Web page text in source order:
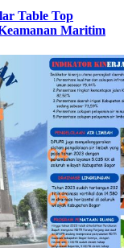
Table Top
Maritim